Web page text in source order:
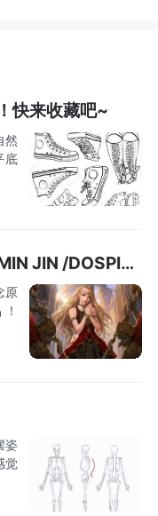
快来收藏吧~
然
底
【原画设计】韩国画师 JUNGMIN JIN /DOSPI作品
原
姿
觉